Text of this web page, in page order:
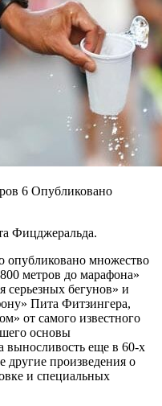
6 Опубликовано
Фицджеральда.
опубликовано множество
метров до марафона»
серьезных бегунов» и
Пита Фитзингера,
от самого известного
основы
выносливость еще в 60-х
другие произведения о
и специальных